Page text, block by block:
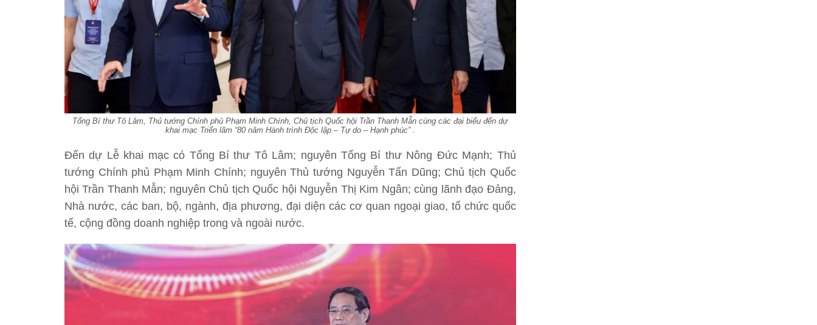
Tổng Bí thư Tô Lâm, Thủ tướng Chính phủ Phạm Minh Chính, Chủ tịch Quốc hội Trần Thanh Mẫn cùng các đại biểu đến dự
khai mạc Triển lãm “80 năm Hành trình Độc lập – Tự do – Hạnh phúc” .
Đến dự Lễ khai mạc có Tổng Bí thư Tô Lâm; nguyên Tổng Bí thư Nông Đức Mạnh; Thủ
tướng Chính phủ Phạm Minh Chính; nguyên Thủ tướng Nguyễn Tấn Dũng; Chủ tịch Quốc
hội Trần Thanh Mẫn; nguyên Chủ tịch Quốc hội Nguyễn Thị Kim Ngân; cùng lãnh đạo Đảng,
Nhà nước, các ban, bộ, ngành, địa phương, đại diện các cơ quan ngoại giao, tổ chức quốc
tế, cộng đồng doanh nghiệp trong và ngoài nước.